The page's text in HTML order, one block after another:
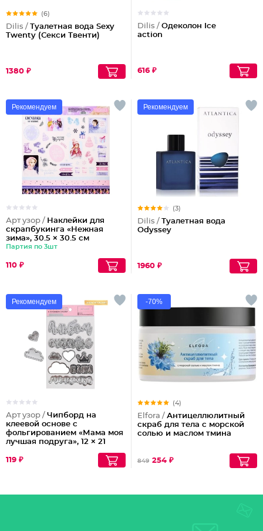
(6)
Dilis / Туалетная вода Sexy
Twenty (Секси Твенти)
1380 ₽
Dilis / Одеколон Ice
action
616 ₽
Рекомендуем
Арт узор / Наклейки для
скрапбукинга «Нежная
зима», 30.5 × 30.5 см
Партия по 3шт
110 ₽
Рекомендуем
(3)
Dilis / Туалетная вода
Odyssey
1960 ₽
Рекомендуем
Арт узор / Чипборд на
клеевой основе с
фольгированием «Мама моя
лучшая подруга», 12 × 21
Партия по 4шт
119 ₽
-70%
(4)
Elfora / Антицеллюлитный
скраб для тела с морской
солью и маслом тмина
849 254 ₽